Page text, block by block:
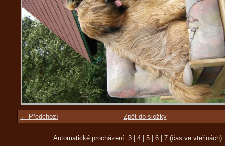
← Předchozí Zpět do složky
Automatické procházení: 3 4 5 6 7 (čas ve vteřinách)